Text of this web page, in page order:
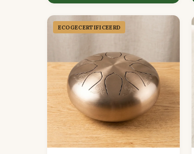
ECOGECER­TIFICEERD